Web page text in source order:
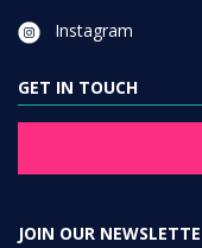
Instagram
GET IN TOUCH
JOIN OUR